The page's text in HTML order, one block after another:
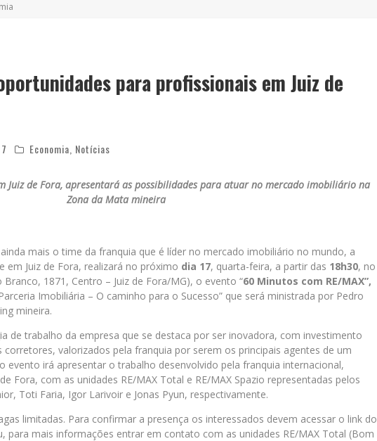
para profissionais em Juiz de
Economia Notícias
Juiz de Fora, apresentará as possibilidades para atuar no mercado imobiliário na
Zona da Mata mineira
mais o time da franquia que é líder no mercado imobiliário no mundo, a
em Juiz de Fora, realizará no próximo dia 17, quarta-feira, a partir das 18h30, no
Branco, 1871, Centro – Juiz de Fora/MG), o evento “60 Minutos com RE/MAX”,
Imobiliária – O caminho para o Sucesso” que será ministrada por Pedro
mineira.
de trabalho da empresa que se destaca por ser inovadora, com investimento
valorizados pela franquia por serem os principais agentes de um
evento irá apresentar o trabalho desenvolvido pela franquia internacional,
Fora, com as unidades RE/MAX Total e RE/MAX Spazio representadas pelos
Toti Faria, Igor Larivoir e Jonas Pyun, respectivamente.
limitadas. Para confirmar a presença os interessados devem acessar o link do
para mais informações entrar em contato com as unidades RE/MAX Total (Bom